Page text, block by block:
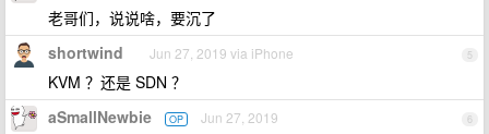
老哥们，说说啥，要沉了
5
shortwind Jun 27, 2019 via iPhone
KVM ？还是 SDN ？
6
aSmallNewbie OP Jun 27, 2019